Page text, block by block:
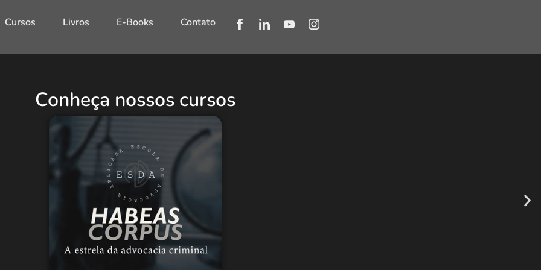
Cursos Livros E-Books Contato
Conheça nossos cursos